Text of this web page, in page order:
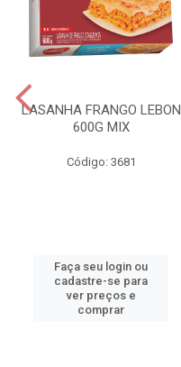
LASANHA FRANGO LEBON
600G MIX
Código: 3681
Faça seu login ou
cadastre-se para
ver preços e
comprar